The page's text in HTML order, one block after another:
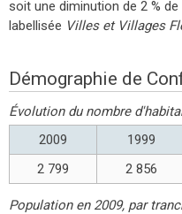
soit une diminution de 2 %
labellisée Villes et Villages
Démographie de
Évolution du nombre
2009
1999
2 799
2 856
Population en 2009, par